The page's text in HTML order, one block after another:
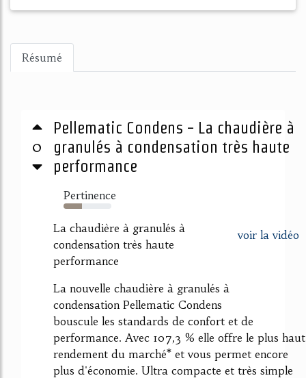
Résumé
0
Pellematic Condens - La chaudière à
granulés à condensation très haute
performance
Pertinence
39%
voir la vidéo
La chaudière à granulés à
condensation très haute
performance
La nouvelle chaudière à granulés à
condensation Pellematic Condens
bouscule les standards de confort et de
performance. Avec 107,3 % elle offre le plus haut
rendement du marché* et vous permet encore
plus d'économie. Ultra compacte et très simple